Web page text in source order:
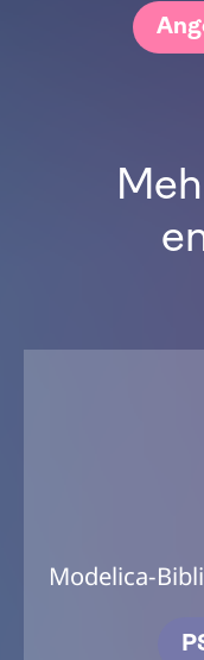
Modelica-